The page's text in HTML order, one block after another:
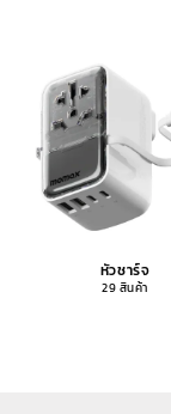
หัวชาร์จ
29 สินค้า